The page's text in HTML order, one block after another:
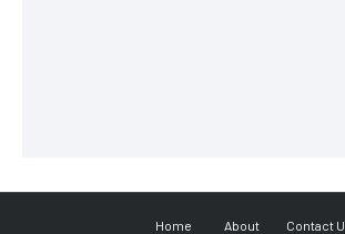
Home About Contact